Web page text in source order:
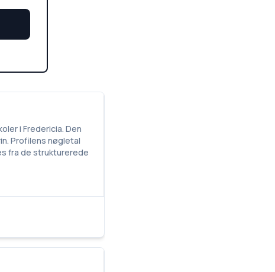
i Fredericia. Den
Profilens nøgletal
fra de strukturerede